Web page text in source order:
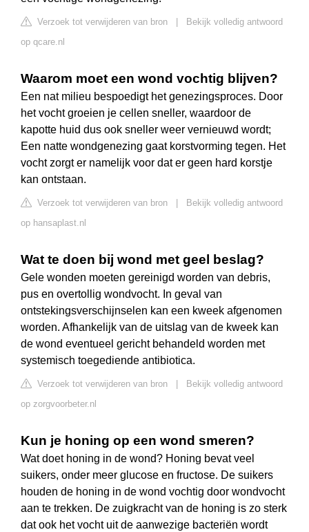
Verzoek tot verwijderen van bron
Bekijk volledig antwoord
op qcare.nl
Waarom moet een wond vochtig blijven?
Een nat milieu bespoedigt het genezingsproces. Door
het vocht groeien je cellen sneller, waardoor de
kapotte huid dus ook sneller weer vernieuwd wordt;
Een natte wondgenezing gaat korstvorming tegen. Het
vocht zorgt er namelijk voor dat er geen hard korstje
kan ontstaan.
Verzoek tot verwijderen van bron
Bekijk volledig antwoord
op hansaplast.nl
Wat te doen bij wond met geel beslag?
Gele wonden moeten gereinigd worden van debris,
pus en overtollig wondvocht. In geval van
ontstekingsverschijnselen kan een kweek afgenomen
worden. Afhankelijk van de uitslag van de kweek kan
de wond eventueel gericht behandeld worden met
systemisch toegediende antibiotica.
Verzoek tot verwijderen van bron
Bekijk volledig antwoord
op zorgvoorbeter.nl
Kun je honing op een wond smeren?
Wat doet honing in de wond? Honing bevat veel
suikers, onder meer glucose en fructose. De suikers
houden de honing in de wond vochtig door wondvocht
aan te trekken. De zuigkracht van de honing is zo sterk
dat ook het vocht uit de aanwezige bacteriën wordt